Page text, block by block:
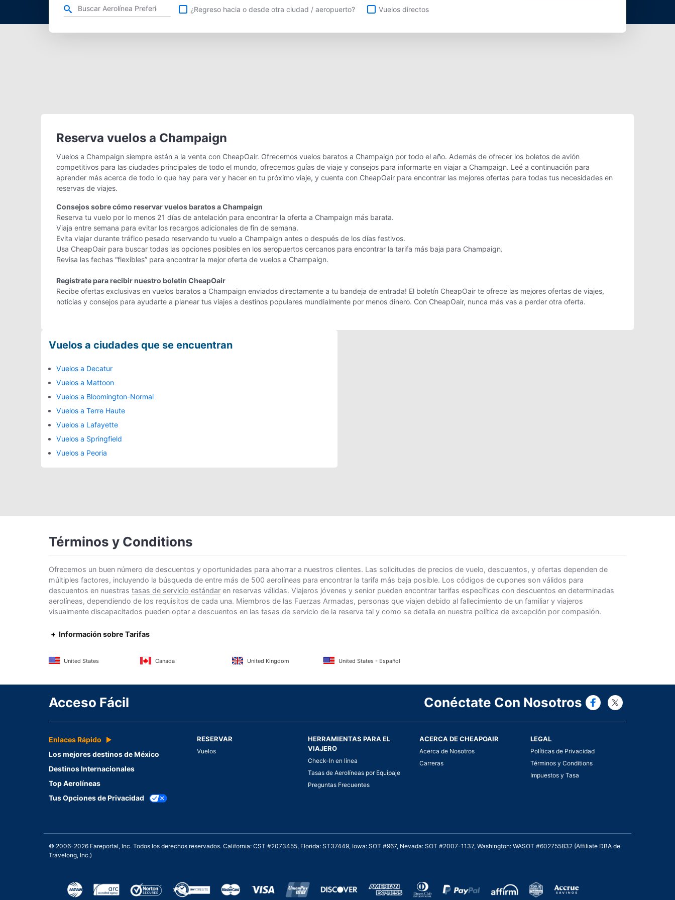
Refina tu búsqueda por aerolínea, ciudad o aeropuerto o vuelos directos
¿Regreso hacia o desde otra ciudad / aeropuerto? Vuelos directos
Reserva vuelos a Champaign
Vuelos a Champaign siempre están a la venta con CheapOair. Ofrecemos vuelos baratos a Champaign por todo el año. Además de ofrecer los boletos de avión
competitivos para las ciudades principales de todo el mundo, ofrecemos guías de viaje y consejos para informarte en viajar a Champaign. Leé a continuación para
aprender más acerca de todo lo que hay para ver y hacer en tu próximo viaje, y cuenta con CheapOair para encontrar las mejores ofertas para todas tus necesidades en
reservas de viajes.
Consejos sobre cómo reservar vuelos baratos a Champaign
Reserva tu vuelo por lo menos 21 días de antelación para encontrar la oferta a Champaign más barata.
Viaja entre semana para evitar los recargos adicionales de fin de semana.
Evita viajar durante tráfico pesado reservando tu vuelo a Champaign antes o después de los días festivos.
Usa CheapOair para buscar todas las opciones posibles en los aeropuertos cercanos para encontrar la tarifa más baja para Champaign.
Revisa las fechas “flexibles” para encontrar la mejor oferta de vuelos a Champaign.
Regístrate para recibir nuestro boletín CheapOair
Recibe ofertas exclusivas en vuelos baratos a Champaign enviados directamente a tu bandeja de entrada! El boletín CheapOair te ofrece las mejores ofertas de viajes,
noticias y consejos para ayudarte a planear tus viajes a destinos populares mundialmente por menos dinero. Con CheapOair, nunca más vas a perder otra oferta.
Vuelos a ciudades que se encuentran
Vuelos a Decatur
Vuelos a Mattoon
Vuelos a Bloomington-Normal
Vuelos a Terre Haute
Vuelos a Lafayette
Vuelos a Springfield
Vuelos a Peoria
Términos y Conditions
Ofrecemos un buen número de descuentos y oportunidades para ahorrar a nuestros clientes. Las solicitudes de precios de vuelo, descuentos, y ofertas dependen de
múltiples factores, incluyendo la búsqueda de entre más de 500 aerolíneas para encontrar la tarifa más baja posible. Los códigos de cupones son válidos para
descuentos en nuestras tasas de servicio estándar en reservas válidas. Viajeros jóvenes y senior pueden encontrar tarifas específicas con descuentos en determinadas
aerolíneas, dependiendo de los requisitos de cada una. Miembros de las Fuerzas Armadas, personas que viajen debido al fallecimiento de un familiar y viajeros
visualmente discapacitados pueden optar a descuentos en las tasas de servicio de la reserva tal y como se detalla en nuestra política de excepción por compasión.
Información sobre Tarifas
United States Canada United Kingdom United States - Español
Acceso Fácil Conéctate Con Nosotros Connect
Enlaces Rápido
Los mejores destinos de México
Destinos Internacionales
Top Aerolíneas
Tus Opciones de Privacidad
RESERVAR
Vuelos
HERRAMIENTAS PARA EL
VIAJERO
Check-In en línea
Tasas de Aerolíneas por Equipaje
Preguntas Frecuentes
ACERCA DE CHEAPOAIR
Acerca de Nosotros
Carreras
LEGAL
Políticas de Privacidad
Términos y Conditions
Impuestos y Tasa
© 2006-2026 Fareportal, Inc. Todos los derechos reservados. California: CST #2073455, Florida: ST37449, Iowa: SOT #967, Nevada: SOT #2007-1137, Washington: WASOT #602755832 (Affiliate DBA de
Travelong, Inc.)